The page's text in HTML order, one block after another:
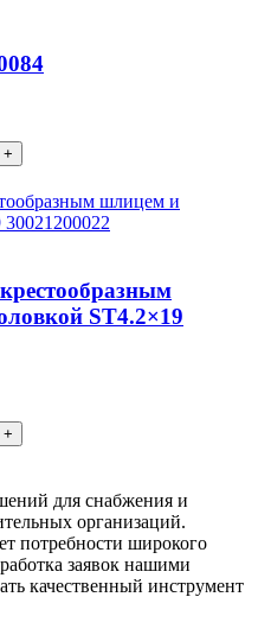
+
ST4.2×19
+
для снабжения и
организаций.
потребности широкого
заявок нашими
качественный инструмент